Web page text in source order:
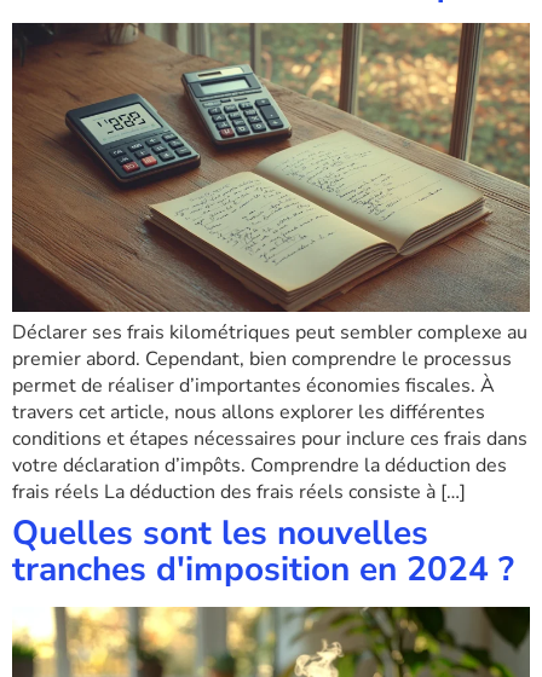
Déclarer ses frais kilométriques peut sembler complexe au
premier abord. Cependant, bien comprendre le processus
permet de réaliser d’importantes économies fiscales. À
travers cet article, nous allons explorer les différentes
conditions et étapes nécessaires pour inclure ces frais dans
votre déclaration d’impôts. Comprendre la déduction des
frais réels La déduction des frais réels consiste à […]
Quelles sont les nouvelles
tranches d'imposition en 2024 ?